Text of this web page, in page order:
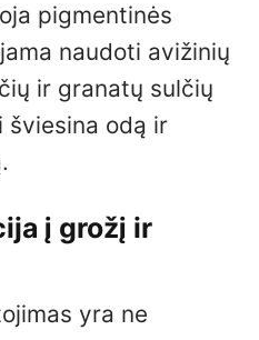
pigmentinės
naudoti avižinių
ir granatų sulčių
šviesina odą ir
į grožį ir
yra ne